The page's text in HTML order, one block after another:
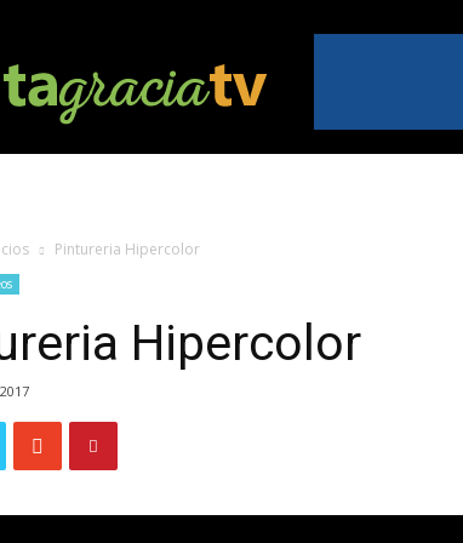
Pintureria Hipercolor
Hipercolor